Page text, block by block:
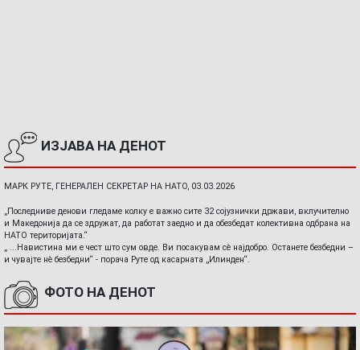
ИЗЈАВА НА ДЕНОТ
МАРК РУТЕ, ГЕНЕРАЛЕН СЕКРЕТАР НА НАТО, 03.03.2026
„Последниве денови гледаме колку е важно сите 32 сојузнички држави, вклучително
и Македонија да се здружат, да работат заедно и да обезбедат колективна одбрана на
НАТО територијата.“
„ ...Навистина ми е чест што сум овде. Ви посакувам сè најдобро. Останете безбедни –
и чувајте нè безбедни“ - порача Руте од касарната „Илинден“.
ФОТО НА ДЕНОТ